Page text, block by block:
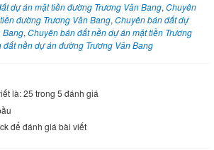
dự án mặt tiền đường Trương Văn Bang,Chuyên
đường Trương Văn Bang,Chuyên bán đất dự
Bang,Chuyên bán đất nền dự án mặt tiền Trương
đất nền dự án đường Trương Văn Bang
là: 25 trong 5 đánh giá
để đánh giá bài viết